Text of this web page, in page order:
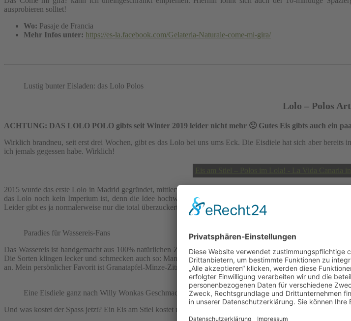
ausprobieren solltet!
Wo: Pasaje de Francia
Mehr Infos unter: https://es-la.facebook.com/Gelateria-Naturale-come-mi-gira/
Lustig bunter Eisladen: das Lolo Polos
Lolo – Polos
ACHTUNG: DAS LOLO POLO gibts seit Winter 2019 leider nicht mehr 🙁 Gutes Eis gibts auch ein
Wirklich brandneu, seit erst drei Wochen, gibt es das Lolo bei uns ums Eck. Die Eisdiele hat sich aber
ich jemals gegessen habe. Wirklich!
2015 wurde das erste Lolo in Madrid gegründet, mittlerweile gibt es drei in der spanischen Hauptstadt. Nun,
das Lolo noch kein Imperium ist, denn die Idee hochwertiges Wassereis zu machen, finde ich genial.
Leider gibt es ja normalerweise nur die total überzuckerten Calypso & Co., die jeder aus seiner
Paradies für Wassereis-Fans
Das Wassereis ist handgemacht aus 100% natürlichen Zutaten, es enthält bis zu dreiviertel Frucht, der Rest
Die Sorten klingen lecker und schmecken auch so: Mango-Maracuja ist neben Kokosnuss laut Jaime &
an. Mein persönlicher Favorit ist Granatapfel-Minze-Zitrone. Hmm…
Eine Eisdiele ganz nach Willy Wonkas Geschmack
Und was kostet der Spass jetzt? Ein Eis am Stiel kostet momentan 2,90€, kein Schnäppchen, aber ein fairer